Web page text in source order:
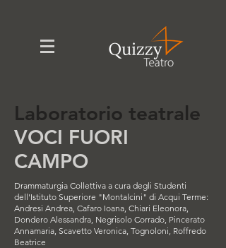
Laboratorio teatrale
VOCI FUORI
CAMPO
Drammaturgia Collettiva a cura degli Studenti
dell'Istituto Superiore "Montalcini" di Acqui Terme:
Andresi Andrea, Cafaro Ioana, Chiari Eleonora,
Dondero Alessandra, Negrisolo Corrado, Pincerato
Annamaria, Scavetto Veronica, Tognoloni, Roffredo
Beatrice​